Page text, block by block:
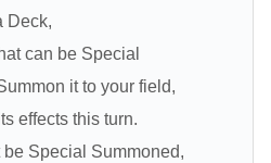
Deck,
can be Special
it to your field,
effects this turn.
be Special Summoned,